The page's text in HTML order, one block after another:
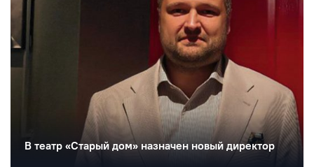
В театр «Старый дом» назначен новый директор